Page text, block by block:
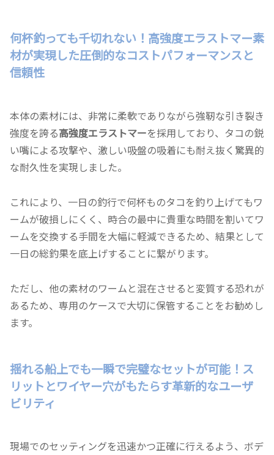
何杯釣っても千切れない！高強度エラストマー素
材が実現した圧倒的なコストパフォーマンスと
信頼性
本体の素材には、非常に柔軟でありながら強靭な引き裂き
強度を誇る高強度エラストマーを採用しており、タコの鋭
い嘴による攻撃や、激しい吸盤の吸着にも耐え抜く驚異的
な耐久性を実現しました。
これにより、一日の釣行で何杯ものタコを釣り上げてもワ
ームが破損しにくく、時合の最中に貴重な時間を割いてワ
ームを交換する手間を大幅に軽減できるため、結果として
一日の総釣果を底上げすることに繋がります。
ただし、他の素材のワームと混在させると変質する恐れが
あるため、専用のケースで大切に保管することをお勧めし
ます。
揺れる船上でも一瞬で完璧なセットが可能！ス
リットとワイヤー穴がもたらす革新的なユーザ
ビリティ
現場でのセッティングを迅速かつ正確に行えるよう、ボデ